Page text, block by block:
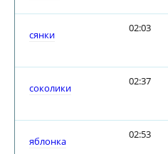
сянки
02:03
соколики
02:37
яблонка
02:53